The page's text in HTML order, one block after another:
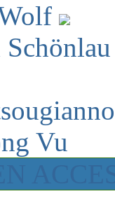
Vu